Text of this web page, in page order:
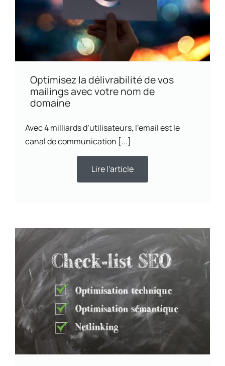
Optimisez la délivrabilité de vos
mailings avec votre nom de
domaine
Avec 4 milliards d’utilisateurs, l’email est le
canal de communication [...]
Lire l'article